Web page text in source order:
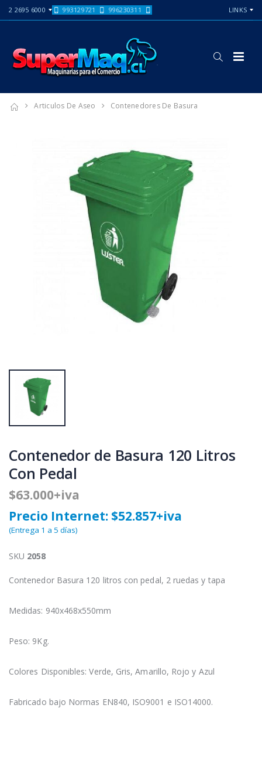
2 2695 6000 993129721 996230311 LINKS
Articulos De Aseo Contenedores De Basura
Contenedor de Basura 120 Litros
Con Pedal
$63.000+iva
Precio Internet: $52.857+iva
(Entrega 1 a 5 días)
SKU 2058
Contenedor Basura 120 litros con pedal, 2 ruedas y tapa
Medidas: 940x468x550mm
Peso: 9Kg.
Colores Disponibles: Verde, Gris, Amarillo, Rojo y Azul
Fabricado bajo Normas EN840, ISO9001 e ISO14000.